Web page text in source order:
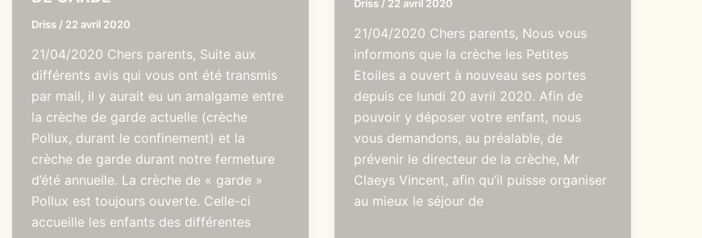
Driss / 22 avril 2020
21/04/2020 Chers parents, Suite aux
différents avis qui vous ont été transmis
par mail, il y aurait eu un amalgame entre
la crèche de garde actuelle (crèche
Pollux, durant le confinement) et la
crèche de garde durant notre fermeture
d’été annuelle. La crèche de « garde »
Pollux est toujours ouverte. Celle-ci
accueille les enfants des différentes
Driss / 22 avril 2020
21/04/2020 Chers parents, Nous vous
informons que la crèche les Petites
Etoiles a ouvert à nouveau ses portes
depuis ce lundi 20 avril 2020. Afin de
pouvoir y déposer votre enfant, nous
vous demandons, au préalable, de
prévenir le directeur de la crèche, Mr
Claeys Vincent, afin qu’il puisse organiser
au mieux le séjour de